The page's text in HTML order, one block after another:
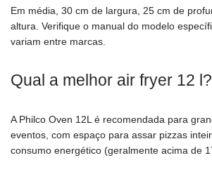
Em média, 30 cm de largura, 25 cm de
altura. Verifique o manual do modelo
variam entre marcas.
Qual a melhor air fryer 12 l?
A Philco Oven 12L é recomendada para
eventos, com espaço para assar pizzas
consumo energético (geralmente acima de